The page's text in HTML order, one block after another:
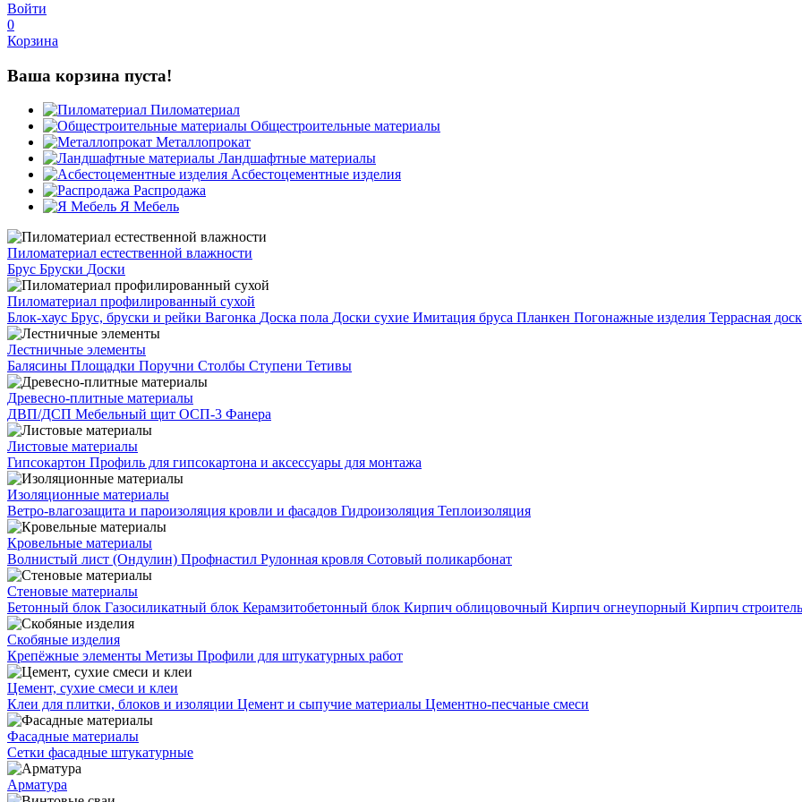
Войти
0
Корзина
Ваша корзина пуста!
Пиломатериал
Общестроительные материалы
Металлопрокат
Ландшафтные материалы
Асбестоцементные изделия
Распродажа
Я Мебель
Пиломатериал естественной влажности
Брус Бруски Доски
Пиломатериал профилированный сухой
Блок-хаус Брус, бруски и рейки Вагонка Доска пола Доски сухие Имитация бруса Планкен Погонажные изделия Террасная
Лестничные элементы
Балясины Площадки Поручни Столбы Ступени Тетивы
Древесно-плитные материалы
ДВП/ДСП Мебельный щит ОСП-3 Фанера
Листовые материалы
Гипсокартон Профиль для гипсокартона и аксессуары для монтажа
Изоляционные материалы
Ветро-влагозащита и пароизоляция кровли и фасадов Гидроизоляция Теплоизоляция
Кровельные материалы
Волнистый лист (Ондулин) Профнастил Рулонная кровля Сотовый поликарбонат
Стеновые материалы
Бетонный блок Газосиликатный блок Керамзитобетонный блок Кирпич облицовочный Кирпич огнеупорный Кирпич
Скобяные изделия
Крепёжные элементы Метизы Профили для штукатурных работ
Цемент, сухие смеси и клеи
Клеи для плитки, блоков и изоляции Цемент и сыпучие материалы Цементно-песчаные смеси
Фасадные материалы
Сетки фасадные штукатурные
Арматура